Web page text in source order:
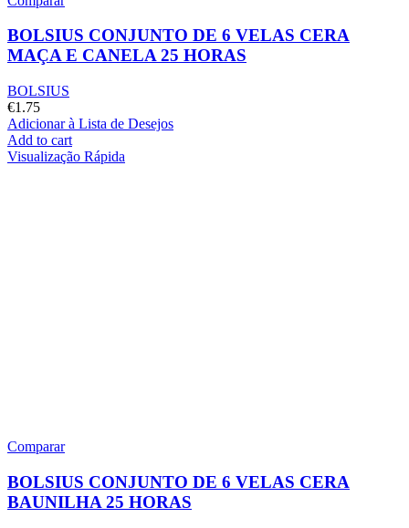
BOLSIUS CONJUNTO DE 6 VELAS CERA
MAÇA E CANELA 25 HORAS
BOLSIUS
€1.75
Adicionar à Lista de Desejos
Add to cart
Visualização Rápida
Comparar
BOLSIUS CONJUNTO DE 6 VELAS CERA
BAUNILHA 25 HORAS